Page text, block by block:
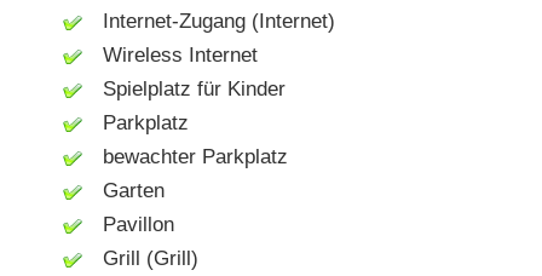
Internet-Zugang (Internet)
Wireless Internet
Spielplatz für Kinder
Parkplatz
bewachter Parkplatz
Garten
Pavillon
Grill (Grill)